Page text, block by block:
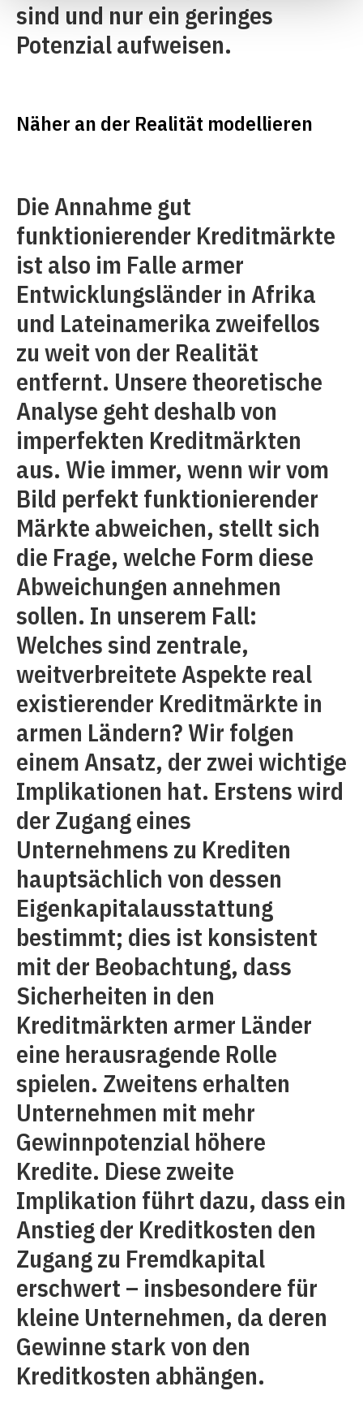
sind und nur ein geringes
Potenzial aufweisen.
Näher an der Realität modellieren
Die Annahme gut
funktionierender Kreditmärkte
ist also im Falle armer
Entwicklungsländer in Afrika
und Lateinamerika zweifellos
zu weit von der Realität
entfernt. Unsere theoretische
Analyse geht deshalb von
imperfekten Kreditmärkten
aus. Wie immer, wenn wir vom
Bild perfekt funktionierender
Märkte abweichen, stellt sich
die Frage, welche Form diese
Abweichungen annehmen
sollen. In unserem Fall:
Welches sind zentrale,
weitverbreitete Aspekte real
existierender Kreditmärkte in
armen Ländern? Wir folgen
einem Ansatz, der zwei wichtige
Implikationen hat. Erstens wird
der Zugang eines
Unternehmens zu Krediten
hauptsächlich von dessen
Eigenkapitalausstattung
bestimmt; dies ist konsistent
mit der Beobachtung, dass
Sicherheiten in den
Kreditmärkten armer Länder
eine herausragende Rolle
spielen. Zweitens erhalten
Unternehmen mit mehr
Gewinnpotenzial höhere
Kredite. Diese zweite
Implikation führt dazu, dass ein
Anstieg der Kreditkosten den
Zugang zu Fremdkapital
erschwert – insbesondere für
kleine Unternehmen, da deren
Gewinne stark von den
Kreditkosten abhängen.